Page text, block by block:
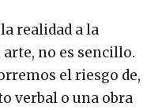
realidad a la
no es sencillo.
el riesgo de,
verbal o una obra